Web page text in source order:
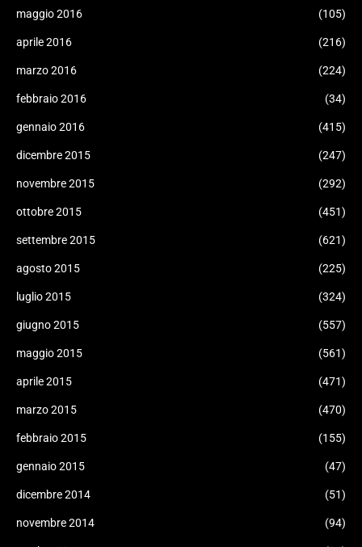
maggio 2016 (105)
aprile 2016 (216)
marzo 2016 (224)
febbraio 2016 (34)
gennaio 2016 (415)
dicembre 2015 (247)
novembre 2015 (292)
ottobre 2015 (451)
settembre 2015 (621)
agosto 2015 (225)
luglio 2015 (324)
giugno 2015 (557)
maggio 2015 (561)
aprile 2015 (471)
marzo 2015 (470)
febbraio 2015 (155)
gennaio 2015 (47)
dicembre 2014 (51)
novembre 2014 (94)